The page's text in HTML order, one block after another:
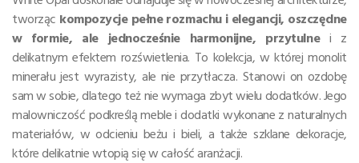
tworząc kompozycje pełne rozmachu i elegancji, oszczędne
w formie, ale jednocześnie harmonijne, przytulnei z
delikatnym efektem rozświetlenia. To kolekcja, w której monolit
minerału jest wyrazisty, ale nie przytłacza. Stanowi on ozdobę
sam w sobie, dlatego też nie wymaga zbyt wielu dodatków. Jego
malowniczość podkreślą meble i dodatki wykonane z naturalnych
materiałów, w odcieniu beżu i bieli, a także szklane dekoracje,
które delikatnie wtopią się w całość aranżacji.